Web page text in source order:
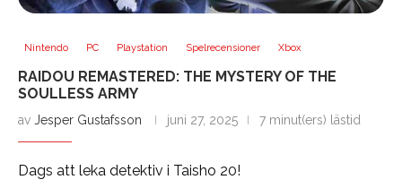
Nintendo PC Playstation Spelrecensioner Xbox
RAIDOU REMASTERED: THE MYSTERY OF THE
SOULLESS ARMY
av Jesper Gustafsson juni 27, 2025 7 minut(ers) lästid
Dags att leka detektiv i Taisho 20!